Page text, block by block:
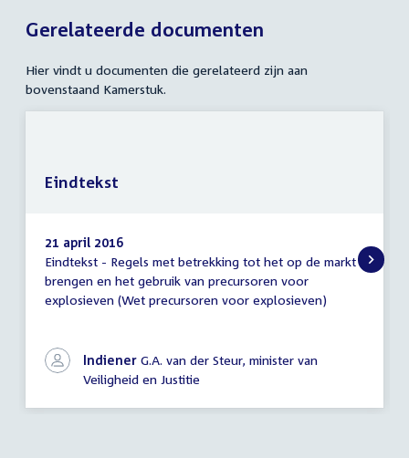
Gerelateerde documenten
Hier vindt u documenten die gerelateerd zijn aan
bovenstaand Kamerstuk.
Eindtekst
21 april 2016
Eindtekst - Regels met betrekking tot het op de markt
brengen en het gebruik van precursoren voor
explosieven (Wet precursoren voor explosieven)
Indiener G.A. van der Steur, minister van
Veiligheid en Justitie
Eindtekst